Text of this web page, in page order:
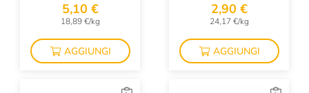
5,10 €
18,89 €/kg
AGGIUNGI
2,90 €
24,17 €/kg
AGGIUNGI